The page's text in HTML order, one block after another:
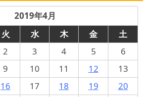
2019年4月
火 水 木 金
土
2 3 4 5
6
9 10 11 12
13
16 17 18 19
20